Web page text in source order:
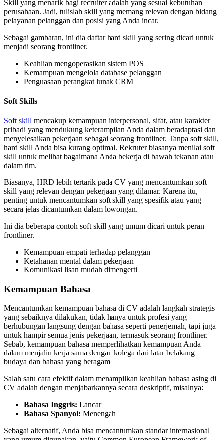
Skill yang menarik bagi recruiter adalah yang sesuai kebutuhan
perusahaan. Jadi, tulislah skill yang memang relevan dengan bidang
pelayanan pelanggan dan posisi yang Anda incar.
Sebagai gambaran, ini dia daftar hard skill yang sering dicari untuk
menjadi seorang frontliner.
Keahlian mengoperasikan sistem POS
Kemampuan mengelola database pelanggan
Penguasaan perangkat lunak CRM
Soft Skills
Soft skill mencakup kemampuan interpersonal, sifat, atau karakter
pribadi yang mendukung keterampilan Anda dalam beradaptasi dan
menyelesaikan pekerjaan sebagai seorang frontliner. Tanpa soft skill,
hard skill Anda bisa kurang optimal. Rekruter biasanya menilai soft
skill untuk melihat bagaimana Anda bekerja di bawah tekanan atau
dalam tim.
Biasanya, HRD lebih tertarik pada CV yang mencantumkan soft
skill yang relevan dengan pekerjaan yang dilamar. Karena itu,
penting untuk mencantumkan soft skill yang spesifik atau yang
secara jelas dicantumkan dalam lowongan.
Ini dia beberapa contoh soft skill yang umum dicari untuk peran
frontliner.
Kemampuan empati terhadap pelanggan
Ketahanan mental dalam pekerjaan
Komunikasi lisan mudah dimengerti
Kemampuan Bahasa
Mencantumkan kemampuan bahasa di CV adalah langkah strategis
yang sebaiknya dilakukan, tidak hanya untuk profesi yang
berhubungan langsung dengan bahasa seperti penerjemah, tapi juga
untuk hampir semua jenis pekerjaan, termasuk seorang frontliner.
Sebab, kemampuan bahasa memperlihatkan kemampuan Anda
dalam menjalin kerja sama dengan kolega dari latar belakang
budaya dan bahasa yang beragam.
Salah satu cara efektif dalam menampilkan keahlian bahasa asing di
CV adalah dengan menjabarkannya secara deskriptif, misalnya:
Bahasa Inggris: Lancar
Bahasa Spanyol: Menengah
Sebagai alternatif, Anda bisa mencantumkan standar internasional